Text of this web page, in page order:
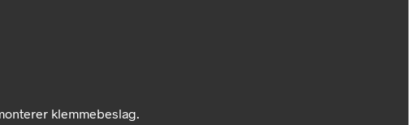
klemmebeslag.